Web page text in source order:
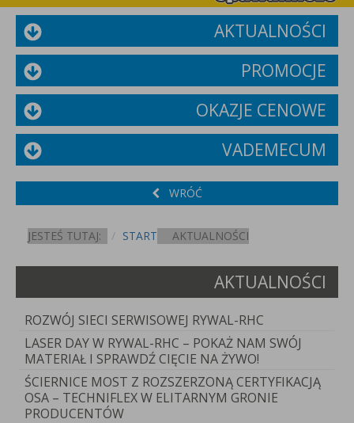
AKTUALNOŚCI
PROMOCJE
OKAZJE CENOWE
VADEMECUM
WRÓĆ
JESTEŚ TUTAJ: START AKTUALNOŚCI
AKTUALNOŚCI
ROZWÓJ SIECI SERWISOWEJ RYWAL-RHC
LASER DAY W RYWAL-RHC – POKAŻ NAM SWÓJ
MATERIAŁ I SPRAWDŹ CIĘCIE NA ŻYWO!
ŚCIERNICE MOST Z ROZSZERZONĄ CERTYFIKACJĄ
OSA – TECHNIFLEX W ELITARNYM GRONIE
PRODUCENTÓW